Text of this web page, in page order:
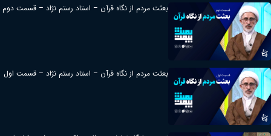
بعثت مردم از نگاه قرآن – استاد رستم نژاد – قسمت دوم
بعثت مردم از نگاه قرآن – استاد رستم نژاد – قسمت اول